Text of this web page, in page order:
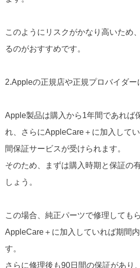
このようにリスクがかなり高いため
るのがおすすめです。
2.Appleの正規店や正規プロバイダー
Apple製品は購入から1年間であれば
れ、さらにAppleCare＋に加入して
間保証サービスが受けられます。
そのため、まずは購入時期と保証の
しょう。
この場合、純正パーツで修理しても
AppleCare＋に加入していれば期間
す。
さらに修理後も90日間の保証があり